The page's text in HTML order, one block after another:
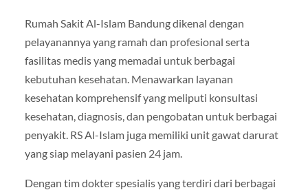
Rumah Sakit Al-Islam Bandung dikenal dengan
pelayanannya yang ramah dan profesional serta
fasilitas medis yang memadai untuk berbagai
kebutuhan kesehatan. Menawarkan layanan
kesehatan komprehensif yang meliputi konsultasi
kesehatan, diagnosis, dan pengobatan untuk berbagai
penyakit. RS Al-Islam juga memiliki unit gawat darurat
yang siap melayani pasien 24 jam.
Dengan tim dokter spesialis yang terdiri dari berbagai